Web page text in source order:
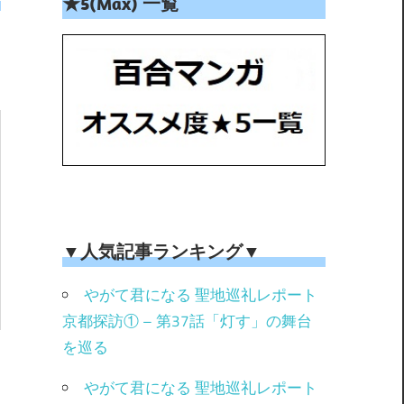
▼人気記事ランキング▼
やがて君になる 聖地巡礼レポート
京都探訪① – 第37話「灯す」の舞台
を巡る
やがて君になる 聖地巡礼レポート